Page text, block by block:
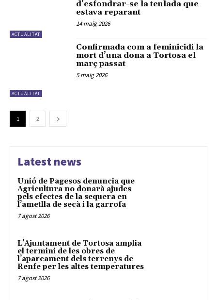
ACTUALITAT
d’esfondrar-se la teulada que
estava reparant
14 maig 2026
ACTUALITAT
Confirmada com a feminicidi la
mort d’una dona a Tortosa el
març passat
5 maig 2026
1 2
Latest news
Unió de Pagesos denuncia que
Agricultura no donarà ajudes
pels efectes de la sequera en
l’ametlla de secà i la garrofa
7 agost 2026
L’Ajuntament de Tortosa amplia
el termini de les obres de
l’aparcament dels terrenys de
Renfe per les altes temperatures
7 agost 2026